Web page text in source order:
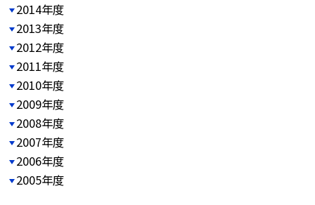
2014年度
2013年度
2012年度
2011年度
2010年度
2009年度
2008年度
2007年度
2006年度
2005年度